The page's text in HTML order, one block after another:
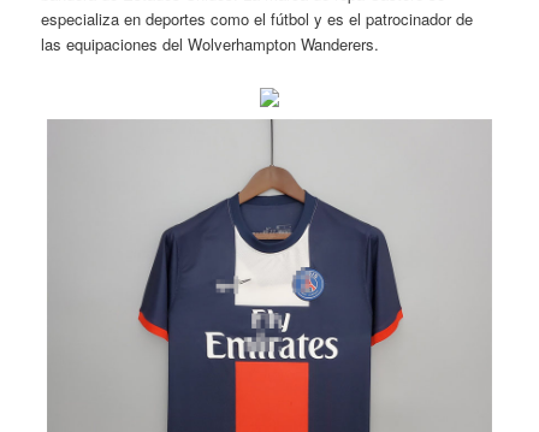
especializa en deportes como el fútbol y es el patrocinador de
las equipaciones del Wolverhampton Wanderers.